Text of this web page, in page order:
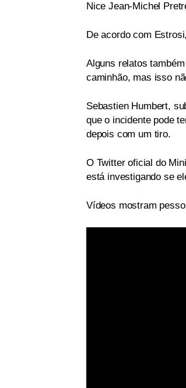
Nice Jean-Michel
De acordo com
Alguns relatos
caminhão, mas isso
Sebastien Humbert,
que o incidente pode
depois com um tiro.
O Twitter oficial do
está investigando se
Vídeos mostram